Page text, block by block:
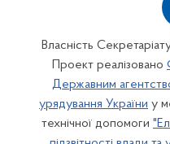
Власність
Проект реалізовано
Державним
урядування України у
технічної допомоги